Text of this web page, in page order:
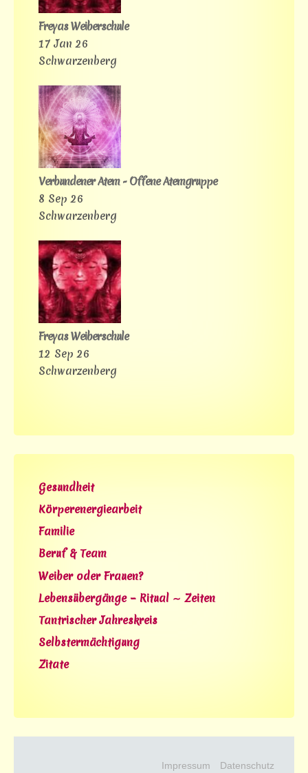
Freyas Weiberschule
17 Jan 26
Schwarzenberg
Verbundener Atem - Offene Atemgruppe
8 Sep 26
Schwarzenberg
Freyas Weiberschule
12 Sep 26
Schwarzenberg
Gesundheit
Körperenergiearbeit
Familie
Beruf & Team
Weiber oder Frauen?
Lebensübergänge – Ritual ∼ Zeiten
Tantrischer Jahreskreis
Selbstermächtigung
Zitate
Datenschutz
Impressum